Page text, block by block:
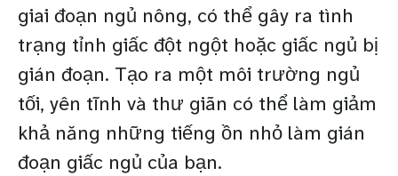
giai đoạn ngủ nông, có thể gây ra tình
trạng tỉnh giấc đột ngột hoặc giấc ngủ bị
gián đoạn. Tạo ra một môi trường ngủ
tối, yên tĩnh và thư giãn có thể làm giảm
khả năng những tiếng ồn nhỏ làm gián
đoạn giấc ngủ của bạn.